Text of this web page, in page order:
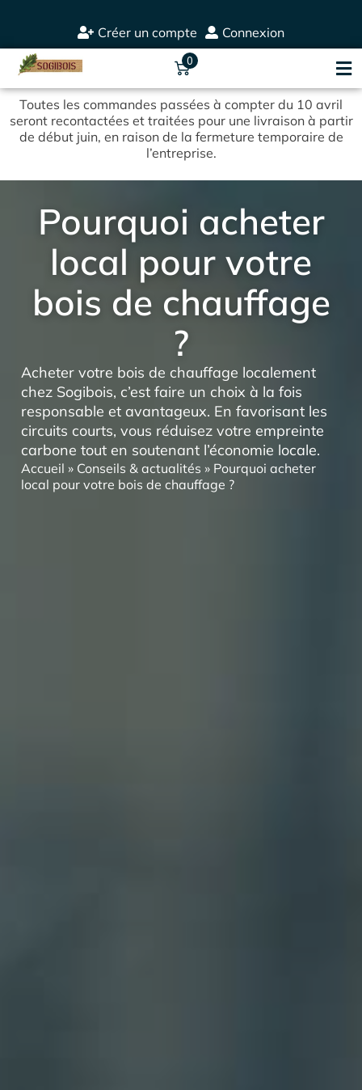
Créer un compte Connexion
0
Toutes les commandes passées à compter du 10 avril
seront recontactées et traitées pour une livraison à partir
de début juin, en raison de la fermeture temporaire de
l’entreprise.
Pourquoi acheter
local pour votre
bois de chauffage
?
Acheter votre bois de chauffage localement
chez Sogibois, c’est faire un choix à la fois
responsable et avantageux. En favorisant les
circuits courts, vous réduisez votre empreinte
carbone tout en soutenant l’économie locale.
Accueil » Conseils & actualités » Pourquoi acheter
local pour votre bois de chauffage ?